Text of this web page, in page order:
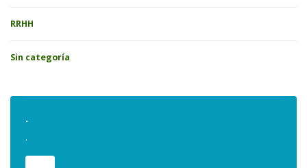
RRHH
Sin categoría
.
.